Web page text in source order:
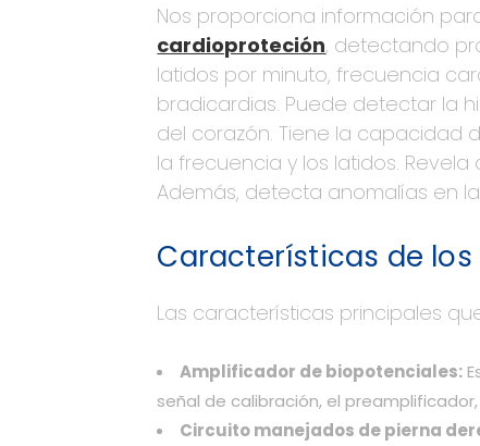
Nos proporciona información
cardioproteción, detectando
latidos por minuto, frecuencia
bradicardias. Puede detectar la
del corazón. Tiene la capacidad
la frecuencia y los latidos.
Además, detecta anomalías en
Características de
Las características principales
Amplificador de biopotenciales:
señal de calibración, el
Circuito manejados de pierna